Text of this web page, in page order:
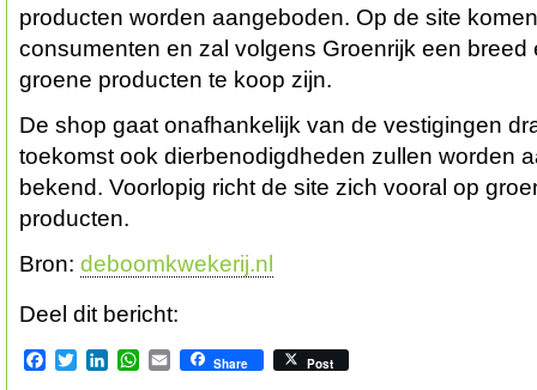
producten worden aangeboden. Op de site
consumenten en zal volgens Groenrijk een
groene producten te koop zijn.
De shop gaat onafhankelijk van de vestigingen
toekomst ook dierbenodigdheden zullen worden
bekend. Voorlopig richt de site zich vooral op
producten.
Bron: deboomkwekerij.nl
Deel dit bericht:
Facebook
TwitterLinkedInWhatsApp
EmailShare Post